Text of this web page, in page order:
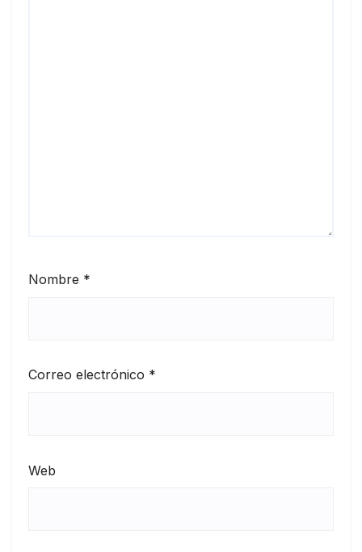
Nombre *
Correo electrónico *
Web